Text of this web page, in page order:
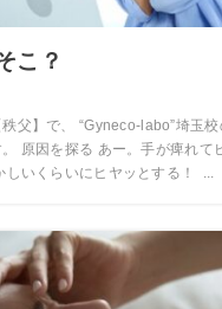
こ？
父】で、 “Gyneco-labo”埼玉校
原因を探る あー。手が痺れて
しいくらいにヒヤッとする！ ...